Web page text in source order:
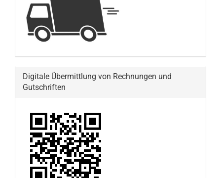
Digitale Übermittlung von Rechnungen und
Gutschriften